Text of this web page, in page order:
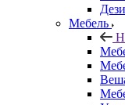
Мебель